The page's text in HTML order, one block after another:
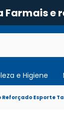
Farmais
e Higiene
Esporte